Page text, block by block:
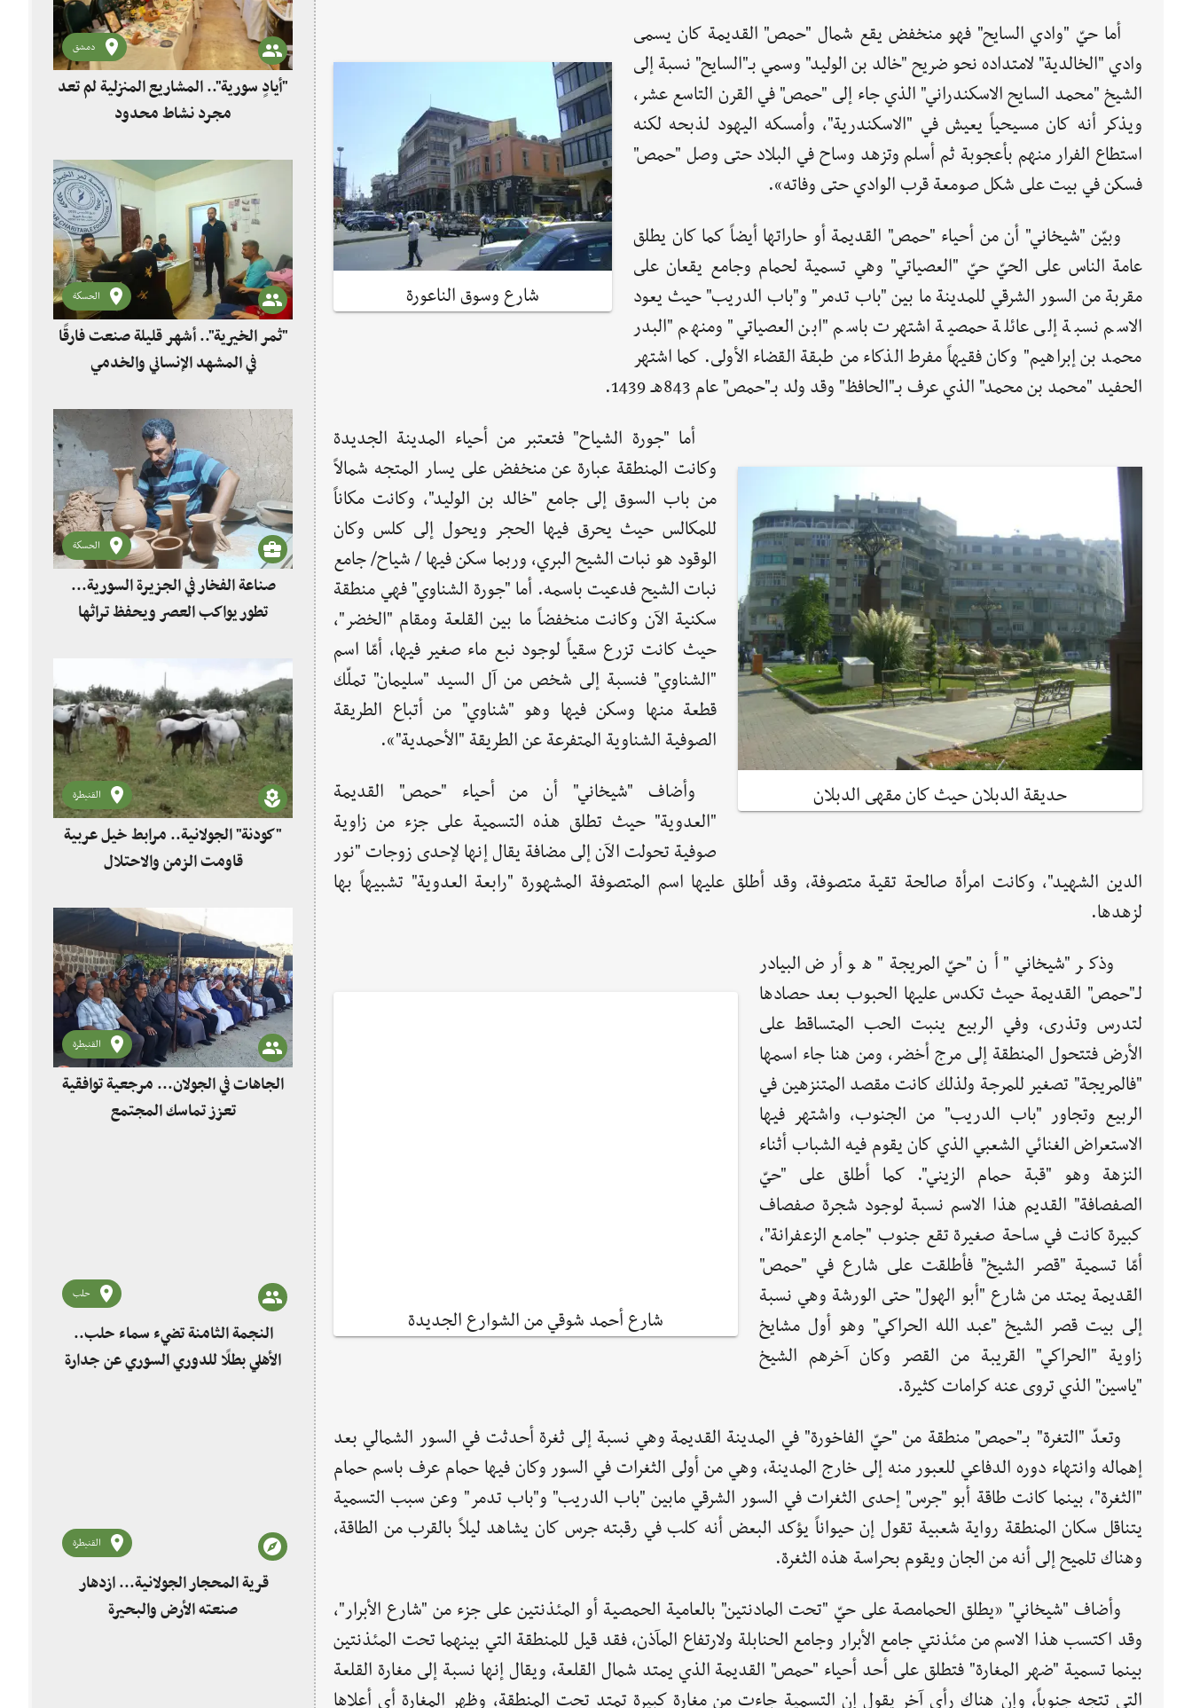
شارع وسوق الناعورة
أما حيّ "وادي السايح" فهو منخفض يقع شمال "حمص" القديمة كان يسمى
وادي "الخالدية" لامتداده نحو ضريح "خالد بن الوليد" وسمي بـ"السايح" نسبة إلى
الشيخ "محمد السايح الاسكندراني" الذي جاء إلى "حمص" في القرن التاسع عشر،
ويذكر أنه كان مسيحياً يعيش في "الاسكندرية"، وأمسكه اليهود لذبحه لكنه
استطاع الفرار منهم بأعجوبة ثم أسلم وتزهد وساح في البلاد حتى وصل "حمص"
فسكن في بيت على شكل صومعة قرب الوادي حتى وفاته».
وبيّن "شيخاني" أن من أحياء "حمص" القديمة أو حاراتها أيضاً كما كان يطلق
عامة الناس على الحيّ حيّ "العصياتي" وهي تسمية لحمام وجامع يقعان على
مقربة من السور الشرقي للمدينة ما بين "باب تدمر" و"باب الدريب" حيث يعود
الاسم نسبة إلى عائلة حمصية اشتهرت باسم "ابن العصياتي" ومنهم "البدر
محمد بن إبراهيم" وكان فقيهاً مفرط الذكاء من طبقة القضاء الأولى. كما اشتهر
الحفيد "محمد بن محمد" الذي عرف بـ"الحافظ" وقد ولد بـ"حمص" عام 843هـ 1439.
حديقة الدبلان حيث كان مقهى الدبلان
أما "جورة الشياح" فتعتبر من أحياء المدينة الجديدة
وكانت المنطقة عبارة عن منخفض على يسار المتجه شمالاً
من باب السوق إلى جامع "خالد بن الوليد"، وكانت مكاناً
للمكالس حيث يحرق فيها الحجر ويحول إلى كلس وكان
الوقود هو نبات الشيح البري، وربما سكن فيها / شياح/ جامع
نبات الشيح فدعيت باسمه. أما "جورة الشناوي" فهي منطقة
سكنية الآن وكانت منخفضاً ما بين القلعة ومقام "الخضر"،
حيث كانت تزرع سقياً لوجود نبع ماء صغير فيها، أمّا اسم
"الشناوي" فنسبة إلى شخص من آل السيد "سليمان" تملّك
قطعة منها وسكن فيها وهو "شناوي" من أتباع الطريقة
الصوفية الشناوية المتفرعة عن الطريقة "الأحمدية"».
وأضاف "شيخاني" أن من أحياء "حمص" القديمة
"العدوية" حيث تطلق هذه التسمية على جزء من زاوية
صوفية تحولت الآن إلى مضافة يقال إنها لإحدى زوجات "نور
الدين الشهيد"، وكانت امرأة صالحة تقية متصوفة، وقد أطلق عليها اسم المتصوفة المشهورة "رابعة العدوية" تشبيهاً بها
لزهدها.
شارع أحمد شوقي من الشوارع الجديدة
وذكر "شيخاني" أن "حيّ المريجة" هو أرض البيادر
لـ"حمص" القديمة حيث تكدس عليها الحبوب بعد حصادها
لتدرس وتذرى، وفي الربيع ينبت الحب المتساقط على
الأرض فتتحول المنطقة إلى مرج أخضر، ومن هنا جاء اسمها
"فالمريجة" تصغير للمرجة ولذلك كانت مقصد المتنزهين في
الربيع وتجاور "باب الدريب" من الجنوب، واشتهر فيها
الاستعراض الغنائي الشعبي الذي كان يقوم فيه الشباب أثناء
النزهة وهو "قبة حمام الزيني". كما أطلق على "حيّ
الصفصافة" القديم هذا الاسم نسبة لوجود شجرة صفصاف
كبيرة كانت في ساحة صغيرة تقع جنوب "جامع الزعفرانة"،
أمّا تسمية "قصر الشيخ" فأطلقت على شارع في "حمص"
القديمة يمتد من شارع "أبو الهول" حتى الورشة وهي نسبة
إلى بيت قصر الشيخ "عبد الله الحراكي" وهو أول مشايخ
زاوية "الحراكي" القريبة من القصر وكان آخرهم الشيخ
"ياسين" الذي تروى عنه كرامات كثيرة.
وتعدّ "التغرة" بـ"حمص" منطقة من "حيّ الفاخورة" في المدينة القديمة وهي نسبة إلى ثغرة أحدثت في السور الشمالي بعد
إهماله وانتهاء دوره الدفاعي للعبور منه إلى خارج المدينة، وهي من أولى الثغرات في السور وكان فيها حمام عرف باسم حمام
"الثغرة"، بينما كانت طاقة أبو "جرس" إحدى الثغرات في السور الشرقي مابين "باب الدريب" و"باب تدمر" وعن سبب التسمية
يتناقل سكان المنطقة رواية شعبية تقول إن حيواناً يؤكد البعض أنه كلب في رقبته جرس كان يشاهد ليلاً بالقرب من الطاقة،
وهناك تلميح إلى أنه من الجان ويقوم بحراسة هذه الثغرة.
وأضاف "شيخاني" «يطلق الحمامصة على حيّ "تحت المادنتين" بالعامية الحمصية أو المئذنتين على جزء من "شارع الأبرار"،
وقد اكتسب هذا الاسم من مئذنتي جامع الأبرار وجامع الحنابلة ولارتفاع المآذن، فقد قيل للمنطقة التي بينهما تحت المئذنتين
بينما تسمية "ضهر المغارة" فتطلق على أحد أحياء "حمص" القديمة الذي يمتد شمال القلعة، ويقال إنها نسبة إلى مغارة القلعة
التي تتجه جنوباً، وإن هناك رأي آخر يقول إن التسمية جاءت من مغارة كبيرة تمتد تحت المنطقة، وظهر المغارة أي أعلاها
دمشق
"أيادٍ سورية".. المشاريع المنزلية لم تعد
مجرد نشاط محدود
الحسكة
"ثمر الخيرية".. أشهر قليلة صنعت فارقًا
في المشهد الإنساني والخدمي
الحسكة
صناعة الفخار في الجزيرة السورية...
تطور يواكب العصر ويحفظ تراثها
القنيطرة
"كودنة" الجولانية.. مرابط خيل عربية
قاومت الزمن والاحتلال
القنيطرة
الجاهات في الجولان... مرجعية توافقية
تعزز تماسك المجتمع
حلب
النجمة الثامنة تضيء سماء حلب..
الأهلي بطلًا للدوري السوري عن جدارة
القنيطرة
قرية المحجار الجولانية... ازدهار
صنعته الأرض والبحيرة